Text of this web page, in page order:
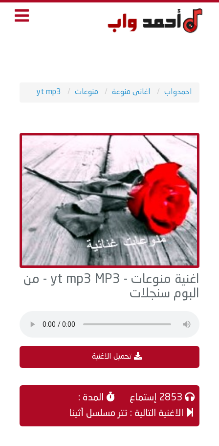
احمدواب اغانى منوعة منوعات yt mp3
اغنية منوعات - yt mp3 MP3 - من
البوم سنجلات
تحميل الاغنية
المدة :
الاغنية التالية : تتر مسلسل أثينا